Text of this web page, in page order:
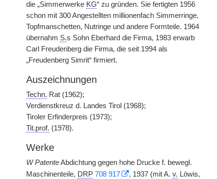
die „Simmerwerke KG“ zu gründen. Sie fertigten 1956
schon mit 300 Angestellten millionenfach Simmerringe,
Topfmanschetten, Nutringe und andere Formteile. 1964
übernahm S.s Sohn Eberhard die Firma, 1983 erwarb
Carl Freudenberg die Firma, die seit 1994 als
„Freudenberg Simrit“ firmiert.
Auszeichnungen
Techn. Rat (1962);
Verdienstkreuz d. Landes Tirol (1968);
Tiroler Erfinderpreis (1973);
Tit.prof. (1978).
Werke
W PatenteAbdichtung gegen hohe Drucke f. bewegl.
Maschinenteile, DRP 708 917 , 1937 (mit A. v. Löwis,